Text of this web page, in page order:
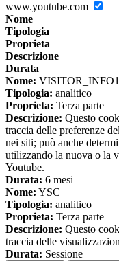
www.youtube.com
Nome
Tipologia
Proprieta
Descrizione
Durata
Nome:
Tipologia: analitico
Proprieta: Terza parte
Descrizione: Questo
traccia delle preferenze
nei siti; può anche
utilizzando la nuova o la
Youtube.
Durata: 6 mesi
Nome: YSC
Tipologia: analitico
Proprieta: Terza parte
Descrizione: Questo
traccia delle
Durata: Sessione